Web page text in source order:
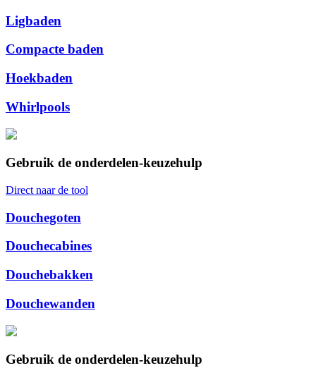
Ligbaden
Compacte baden
Hoekbaden
Whirlpools
Gebruik de onderdelen-keuzehulp
Direct naar de tool
Douchegoten
Douchecabines
Douchebakken
Douchewanden
Gebruik de onderdelen-keuzehulp